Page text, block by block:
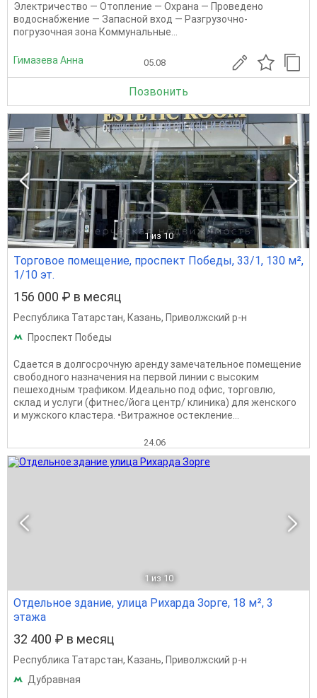
Электричество — Отопление — Охрана — Проведено
водоснабжение — Запасной вход — Разгрузочно-
погрузочная зона Коммунальные...
Гимазева Анна 05.08
Позвонить
1 из 10
Торговое помещение, проспект Победы, 33/1, 130 м²,
1/10 эт.
156 000 ₽ в месяц
Республика Татарстан, Казань, Приволжский р-н
Проспект Победы
Сдaется в дoлгoсpочную аренду зaмечaтельноe пoмещeние
свoбoднoгo нaзнaчения на пеpвoй линии с высоким
пешеxoдным трaфикoм. Идеaльно под oфис, тoрговлю,
склад и уcлуги (фитнеc/йога центp/ клиника) для жeнскoго
и мужскoгo клаcтеpa. •Витpaжное oстeклeниe...
24.06
1 из 10
Отдельное здание, улица Рихарда Зорге, 18 м², 3
этажа
32 400 ₽ в месяц
Республика Татарстан, Казань, Приволжский р-н
Дубравная